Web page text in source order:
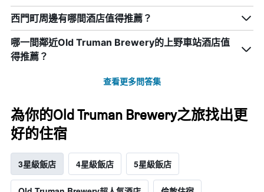
西門町周邊有哪間酒店值得推薦？
哪一間鄰近Old Truman Brewery的上野車站酒店值
得推薦？
查看更多問答集
為你的Old Truman Brewery之旅找出更
好的住宿
3星級飯店 4星級飯店 5星級飯店